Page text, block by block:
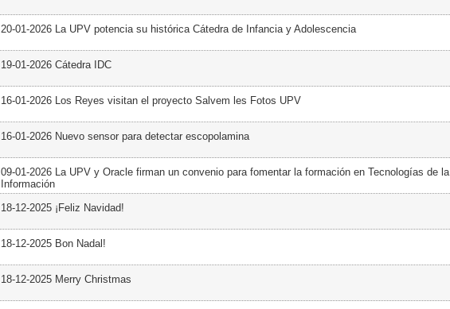
20-01-2026 La UPV potencia su histórica Cátedra de Infancia y Adolescencia
19-01-2026 Cátedra IDC
16-01-2026 Los Reyes visitan el proyecto Salvem les Fotos UPV
16-01-2026 Nuevo sensor para detectar escopolamina
09-01-2026 La UPV y Oracle firman un convenio para fomentar la formación en Tecnologías de la
Información
18-12-2025 ¡Feliz Navidad!
18-12-2025 Bon Nadal!
18-12-2025 Merry Christmas